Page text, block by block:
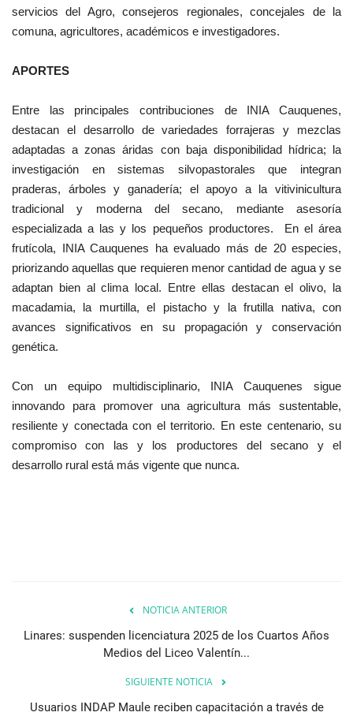
servicios del Agro, consejeros regionales, concejales de la
comuna, agricultores, académicos e investigadores.
APORTES
Entre las principales contribuciones de INIA Cauquenes,
destacan el desarrollo de variedades forrajeras y mezclas
adaptadas a zonas áridas con baja disponibilidad hídrica; la
investigación en sistemas silvopastorales que integran
praderas, árboles y ganadería; el apoyo a la vitivinicultura
tradicional y moderna del secano, mediante asesoría
especializada a las y los pequeños productores. En el área
frutícola, INIA Cauquenes ha evaluado más de 20 especies,
priorizando aquellas que requieren menor cantidad de agua y se
adaptan bien al clima local. Entre ellas destacan el olivo, la
macadamia, la murtilla, el pistacho y la frutilla nativa, con
avances significativos en su propagación y conservación
genética.
Con un equipo multidisciplinario, INIA Cauquenes sigue
innovando para promover una agricultura más sustentable,
resiliente y conectada con el territorio. En este centenario, su
compromiso con las y los productores del secano y el
desarrollo rural está más vigente que nunca.
NOTICIA ANTERIOR
Linares: suspenden licenciatura 2025 de los Cuartos Años
Medios del Liceo Valentín...
SIGUIENTE NOTICIA
Usuarios INDAP Maule reciben capacitación a través de